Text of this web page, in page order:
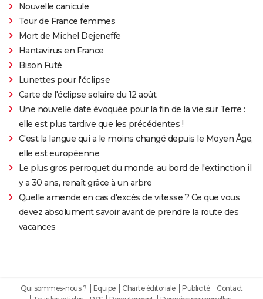
Nouvelle canicule
Tour de France femmes
Mort de Michel Dejeneffe
Hantavirus en France
Bison Futé
Lunettes pour l'éclipse
Carte de l'éclipse solaire du 12 août
Une nouvelle date évoquée pour la fin de la vie sur Terre :
elle est plus tardive que les précédentes !
C'est la langue qui a le moins changé depuis le Moyen Âge,
elle est européenne
Le plus gros perroquet du monde, au bord de l'extinction il
y a 30 ans, renaît grâce à un arbre
Quelle amende en cas d'excès de vitesse ? Ce que vous
devez absolument savoir avant de prendre la route des
vacances
Qui sommes-nous ? Equipe Charte éditoriale Publicité
Contact